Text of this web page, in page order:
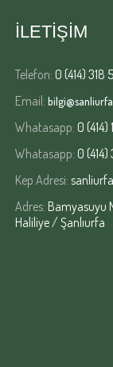
İLETİŞİM
Telefon: 0 (414) 318
Email:
Whatasapp: 0
Whatasapp: 0
Kep Adresi:
Adres: Bamyasuyu
Haliliye / Şanlıurfa